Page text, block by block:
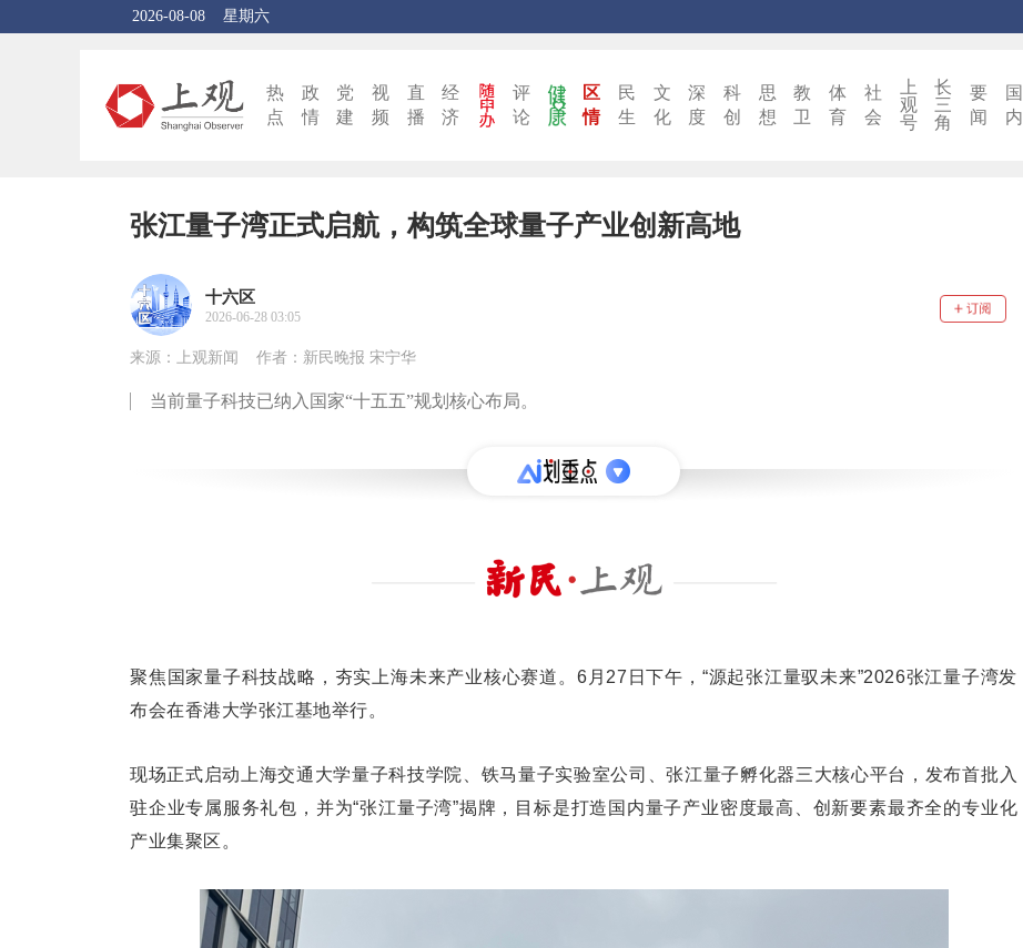
2026-08-08 星期六
热
点
政
情
党
建
视
频
直
播
经
济
评
论
区
情
民
生
文
化
深
度
科
创
思
想
教
卫
体
育
社
会
上
观
号
长
三
角
要
闻
国
内
张江量子湾正式启航，构筑全球量子产业创新高地
十六区
2026-06-28 03:05
来源：上观新闻 作者：新民晚报 宋宁华
当前量子科技已纳入国家“十五五”规划核心布局。
聚焦国家量子科技战略，夯实上海未来产业核心赛道。6月27日下午，“源起张江量驭未来”2026张江量子湾发
布会在香港大学张江基地举行。
现场正式启动上海交通大学量子科技学院、铁马量子实验室公司、张江量子孵化器三大核心平台，发布首批入
驻企业专属服务礼包，并为“张江量子湾”揭牌，目标是打造国内量子产业密度最高、创新要素最齐全的专业化
产业集聚区。